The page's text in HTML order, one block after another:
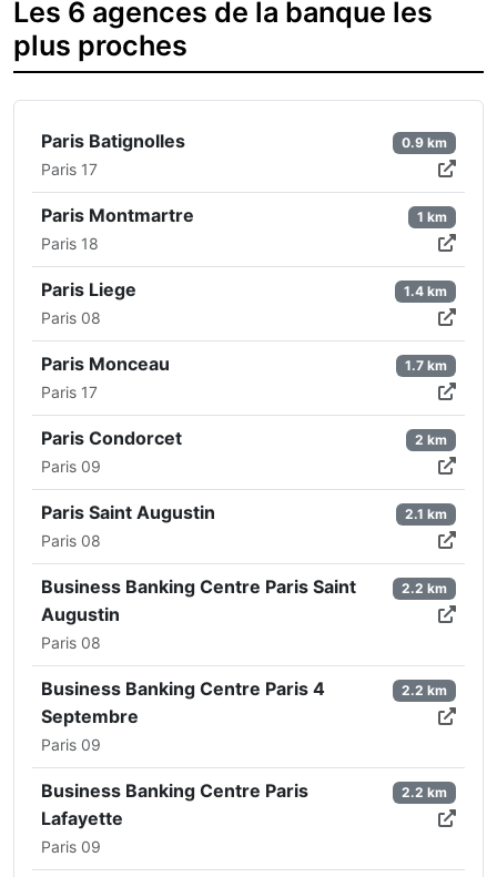
Les 6 agences de la banque les
plus proches
Paris Batignolles
Paris 17
0.9 km
Paris Montmartre
Paris 18
1 km
Paris Liege
Paris 08
1.4 km
Paris Monceau
Paris 17
1.7 km
Paris Condorcet
Paris 09
2 km
Paris Saint Augustin
Paris 08
2.1 km
Business Banking Centre Paris Saint
Augustin
Paris 08
2.2 km
Business Banking Centre Paris 4
Septembre
Paris 09
2.2 km
Business Banking Centre Paris
Lafayette
Paris 09
2.2 km